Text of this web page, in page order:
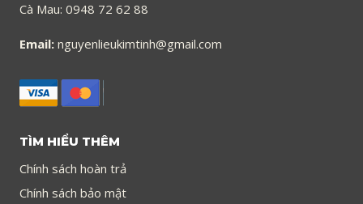
Cà Mau: 0948 72 62 88
Email: nguyenlieukimtinh@gmail.com
TÌM HIỂU THÊM
Chính sách hoàn trả
Chính sách bảo mật